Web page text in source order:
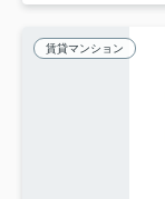
賃貸マンション